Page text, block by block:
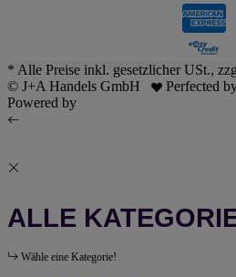
* Alle Preise inkl. gesetzlicher USt.,
© J+A Handels GmbH
Perfected
Powered by
ALLE
Wähle eine Kategorie!